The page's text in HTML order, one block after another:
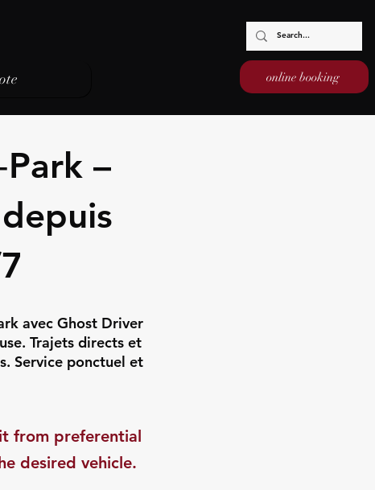
online booking
–
avec Ghost Driver
Trajets directs et
Service ponctuel et
from preferential
desired vehicle.